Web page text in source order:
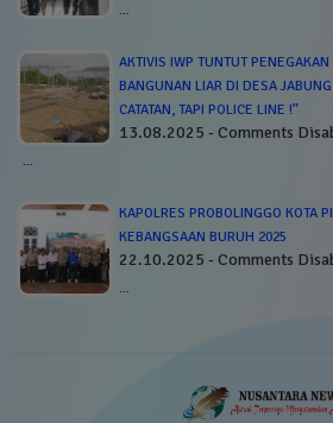
…
AKTIVIS IWP TUNTUT
BANGUNAN LIAR DI DESA
CATATAN, TAPI POLICE LINE !”
13.08.2025 - Comments
…
KAPOLRES PROBOLINGGO KOTA
KEBANGSAAN BURUH 2025
22.10.2025 - Comments
…